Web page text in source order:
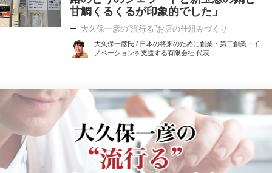
甘鯛くるくるが印象的でした」
大久保一彦の“流行る”お店の仕組みづくり
大久保一彦氏 / 日本の将来のために創業・第二創業・イ
ノベーションを支援する有限会社 代表